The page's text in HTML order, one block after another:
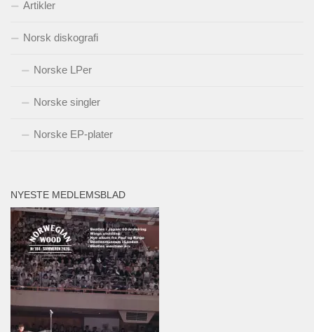
Artikler
Norsk diskografi
Norske LPer
Norske singler
Norske EP-plater
NYESTE MEDLEMSBLAD